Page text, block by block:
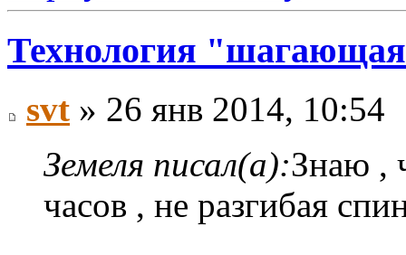
Технология
svt » 26 янв 2014, 10:54
Земеля писал(а):Знаю ,
часов , не разгибая